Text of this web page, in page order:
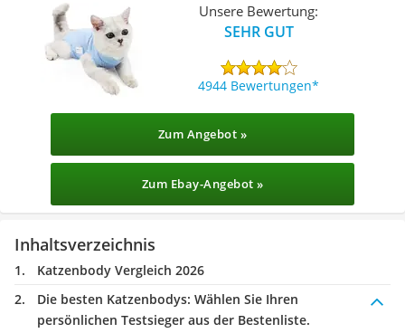
Unsere Bewertung:
SEHR GUT
4944 Bewertungen
Zum Angebot »
Zum Ebay-Angebot »
Inhaltsverzeichnis
Katzenbody Vergleich 2026
Die besten Katzenbodys: Wählen Sie Ihren
persönlichen Testsieger aus der Bestenliste.